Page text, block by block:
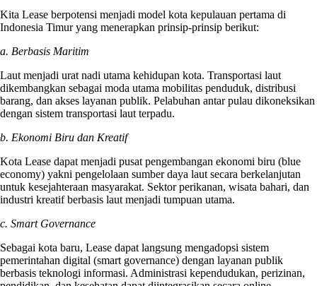
Kita Lease berpotensi menjadi model kota kepulauan pertama di
Indonesia Timur yang menerapkan prinsip-prinsip berikut:
a. Berbasis Maritim
Laut menjadi urat nadi utama kehidupan kota. Transportasi laut
dikembangkan sebagai moda utama mobilitas penduduk, distribusi
barang, dan akses layanan publik. Pelabuhan antar pulau dikoneksikan
dengan sistem transportasi laut terpadu.
b. Ekonomi Biru dan Kreatif
Kota Lease dapat menjadi pusat pengembangan ekonomi biru (blue
economy) yakni pengelolaan sumber daya laut secara berkelanjutan
untuk kesejahteraan masyarakat. Sektor perikanan, wisata bahari, dan
industri kreatif berbasis laut menjadi tumpuan utama.
c. Smart Governance
Sebagai kota baru, Lease dapat langsung mengadopsi sistem
pemerintahan digital (smart governance) dengan layanan publik
berbasis teknologi informasi. Administrasi kependudukan, perizinan,